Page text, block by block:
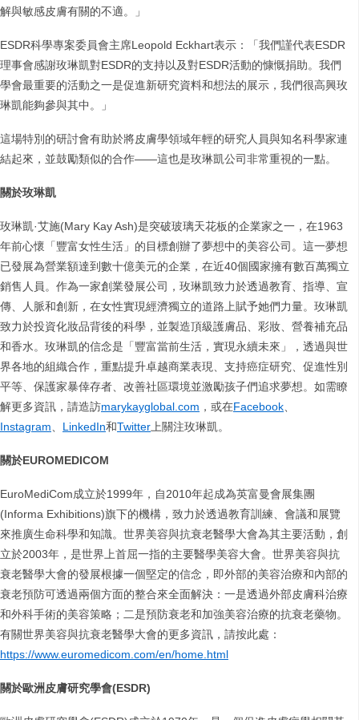
解與敏感皮膚有關的不適。」
ESDR科學專案委員會主席Leopold Eckhart表示：「我們謹代表ESDR
理事會感謝玫琳凱對ESDR的支持以及對ESDR活動的慷慨捐助。我們
學會最重要的活動之一是促進新研究資料和想法的展示，我們很高興玫
琳凱能夠參與其中。」
這場特別的研討會有助於將皮膚學領域年輕的研究人員與知名科學家連
結起來，並鼓勵類似的合作——這也是玫琳凱公司非常重視的一點。
關於玫琳凱
玫琳凱·艾施(Mary Kay Ash)是突破玻璃天花板的企業家之一，在1963
年前心懷「豐富女性生活」的目標創辦了夢想中的美容公司。這一夢想
已發展為營業額達到數十億美元的企業，在近40個國家擁有數百萬獨立
銷售人員。作為一家創業發展公司，玫琳凱致力於透過教育、指導、宣
傳、人脈和創新，在女性實現經濟獨立的道路上賦予她們力量。玫琳凱
致力於投資化妝品背後的科學，並製造頂級護膚品、彩妝、營養補充品
和香水。玫琳凱的信念是「豐富當前生活，實現永續未來」，透過與世
界各地的組織合作，重點提升卓越商業表現、支持癌症研究、促進性別
平等、保護家暴倖存者、改善社區環境並激勵孩子們追求夢想。如需瞭
解更多資訊，請造訪marykayglobal.com ，或在Facebook、
Instagram、 LinkedIn和Twitter上關注玫琳凱。
關於EUROMEDICOM
EuroMediCom成立於1999年，自2010年起成為英富曼會展集團
(Informa Exhibitions)旗下的機構，致力於透過教育訓練、會議和展覽
來推廣生命科學和知識。世界美容與抗衰老醫學大會為其主要活動，創
立於2003年，是世界上首屈一指的主要醫學美容大會。世界美容與抗
衰老醫學大會的發展根據一個堅定的信念，即外部的美容治療和內部的
衰老預防可透過兩個方面的整合來全面解決：一是透過外部皮膚科治療
和外科手術的美容策略；二是預防衰老和加強美容治療的抗衰老藥物。
有關世界美容與抗衰老醫學大會的更多資訊，請按此處：
https://www.euromedicom.com/en/home.html
關於歐洲皮膚研究學會(ESDR)